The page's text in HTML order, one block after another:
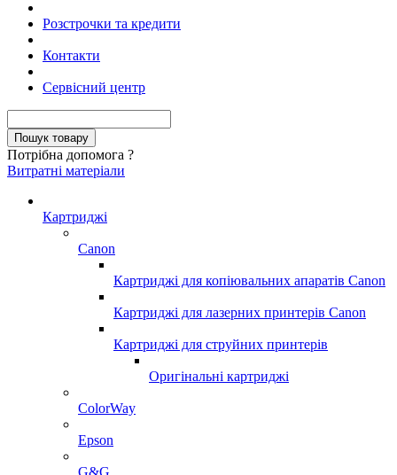
Розстрочки та кредити
Контакти
Сервісний центр
Потрібна допомога ?
Витратні матеріали
Картриджі
Canon
Картриджі для копіювальних апаратів Canon
Картриджі для лазерних принтерів Canon
Картриджі для струйних принтерів
Оригінальні картриджі
ColorWay
Epson
G&G